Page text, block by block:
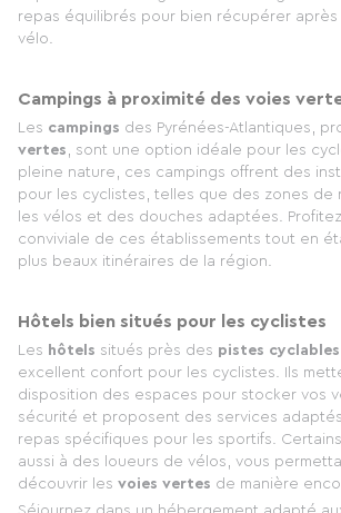
repas équilibrés pour bien récupérer
vélo.
Campings à proximité des voies
Les campings des Pyrénées-Atlantiques,
vertes , sont une option idéale pour les
pleine nature, ces campings offrent des
pour les cyclistes, telles que des zones de
les vélos et des douches adaptées.
conviviale de ces établissements tout en
plus beaux itinéraires de la région.
Hôtels bien situés pour les cyclistes
Les hôtels situés près des pistes cyclables
excellent confort pour les cyclistes. Ils
disposition des espaces pour stocker vos
sécurité et proposent des services
repas spécifiques pour les sportifs.
aussi à des loueurs de vélos, vous
découvrir les voies vertes de manière